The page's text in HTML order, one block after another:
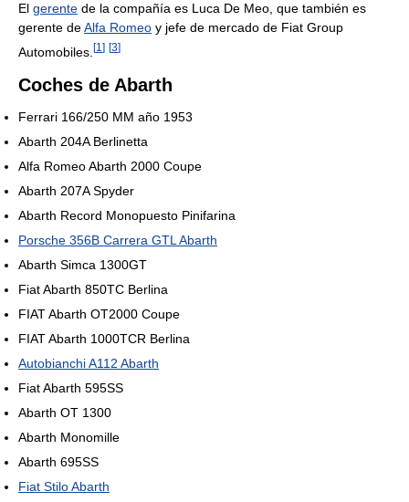
El gerente de la compañía es Luca De Meo, que también es
gerente deAlfa Romeo y jefe de mercado de Fiat Group
Automobiles. [1 ] [3]
Coches de Abarth
Ferrari 166/250 MM año 1953
Abarth 204A Berlinetta
Alfa Romeo Abarth 2000 Coupe
Abarth 207A Spyder
Abarth Record Monopuesto Pinifarina
Porsche 356B Carrera GTL Abarth
Abarth Simca 1300GT
Fiat Abarth 850TC Berlina
FIAT Abarth OT2000 Coupe
FIAT Abarth 1000TCR Berlina
Autobianchi A112 Abarth
Fiat Abarth 595SS
Abarth OT 1300
Abarth Monomille
Abarth 695SS
Fiat Stilo Abarth